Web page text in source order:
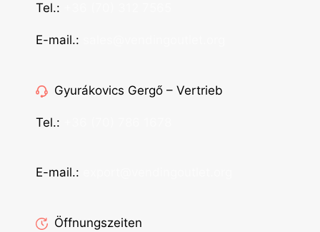
Tel.:
E-mail.:
Gyurákovics Gergő – Vertrieb
Tel.:
E-mail.:
Öffnungszeiten